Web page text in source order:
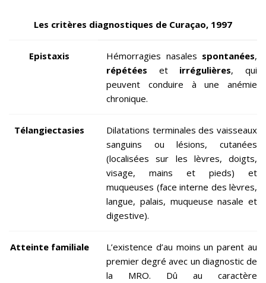
Les critères diagnostiques de Curaçao, 1997
Epistaxis Hémorragies nasales spontanées,
répétées et irrégulières, qui
peuvent conduire à une anémie
chronique.
Télangiectasies
Dilatations terminales des vaisseaux
sanguins ou lésions, cutanées
(localisées sur les lèvres, doigts,
visage, mains et pieds) et
muqueuses (face interne des lèvres,
langue, palais, muqueuse nasale et
digestive).
Atteinte familiale
L’existence d’au moins un parent au
premier degré avec un diagnostic de
la MRO. Dû au caractère